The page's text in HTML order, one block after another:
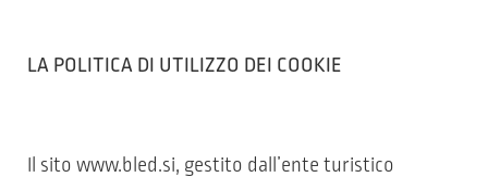
LA POLITICA DI UTILIZZO DEI COOKIE
Il sito www.bled.si, gestito dall’ente turistico